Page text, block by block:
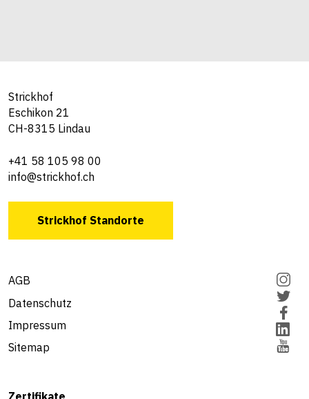
Strickhof
Eschikon 21
CH-8315 Lindau
+41 58 105 98 00
info@strickhof.ch
Strickhof Standorte
AGB
Datenschutz
Impressum
Sitemap